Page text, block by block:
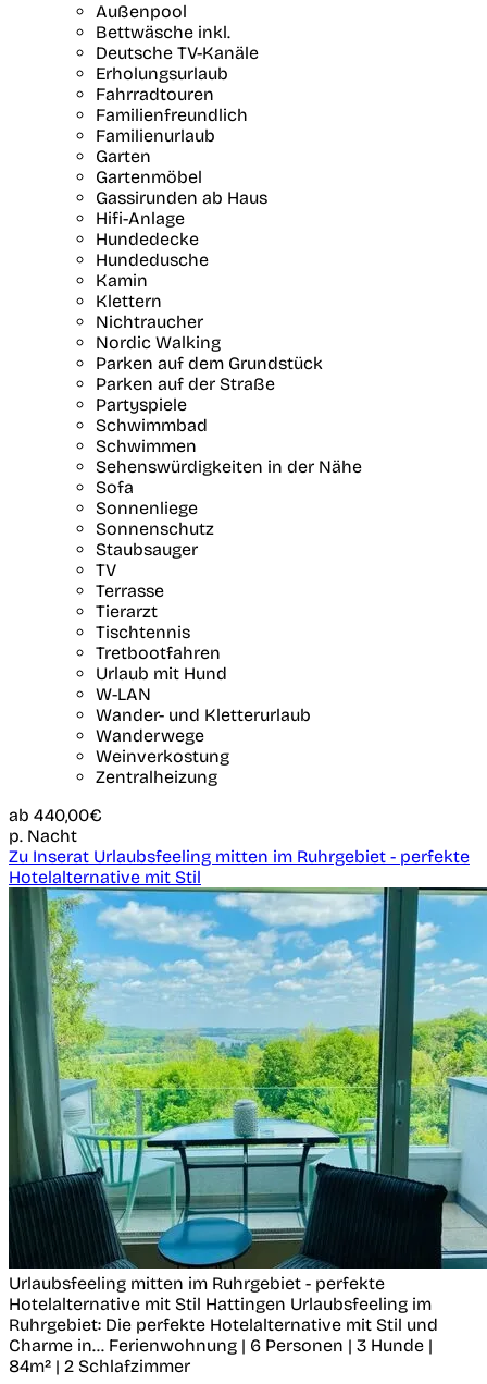
Außenpool
Bettwäsche inkl.
Deutsche TV-Kanäle
Erholungsurlaub
Fahrradtouren
Familienfreundlich
Familienurlaub
Garten
Gartenmöbel
Gassirunden ab Haus
Hifi-Anlage
Hundedecke
Hundedusche
Kamin
Klettern
Nichtraucher
Nordic Walking
Parken auf dem Grundstück
Parken auf der Straße
Partyspiele
Schwimmbad
Schwimmen
Sehenswürdigkeiten in der Nähe
Sofa
Sonnenliege
Sonnenschutz
Staubsauger
TV
Terrasse
Tierarzt
Tischtennis
Tretbootfahren
Urlaub mit Hund
W-LAN
Wander- und Kletterurlaub
Wanderwege
Weinverkostung
Zentralheizung
ab 440,00€
p. Nacht
Zu Inserat Urlaubsfeeling mitten im Ruhrgebiet - perfekte
Hotelalternative mit Stil
Urlaubsfeeling mitten im Ruhrgebiet - perfekte
Hotelalternative mit Stil Hattingen Urlaubsfeeling im
Ruhrgebiet: Die perfekte Hotelalternative mit Stil und
Charme in... Ferienwohnung | 6 Personen | 3 Hunde |
84m² | 2 Schlafzimmer